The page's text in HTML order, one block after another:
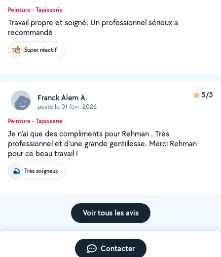
Peinture - Tapisserie
Travail propre et soigné. Un professionnel sérieux a
recommandé
Super réactif
Franck Alem A.
posté le 01 févr. 2026
5/5
Peinture - Tapisserie
Je n'ai que des compliments pour Rehman . Très
professionnel et d'une grande gentillesse. Merci Rehman
pour ce beau travail !
Très soigneux
Voir tous les avis
Contacter